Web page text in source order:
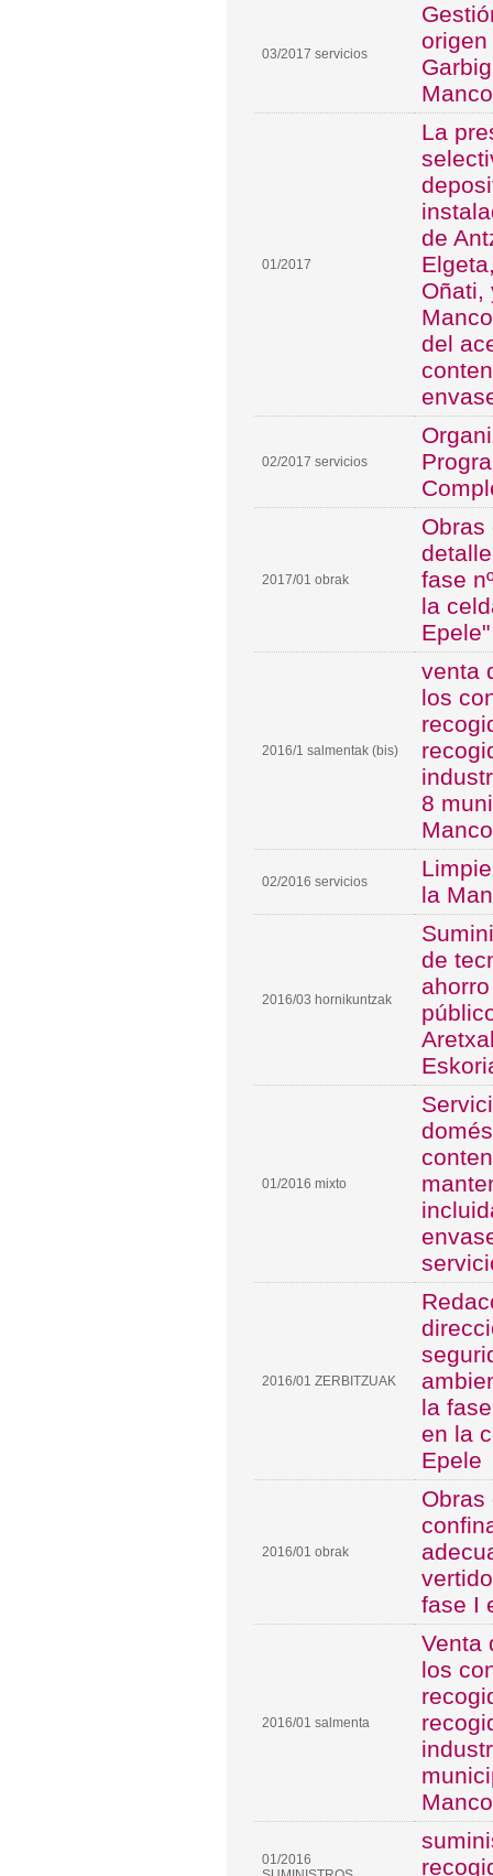
03/2017 servicios
01/2017
La
de
Oñati,
del
02/2017 servicios
2017/01 obrak
Obras
fase
la
Epele"
2016/1 salmentak (bis)
venta
los
8
02/2016 servicios
la
2016/03 hornikuntzak
de
01/2016 mixto
2016/01 ZERBITZUAK
la
en la
Epele
2016/01 obrak
Obras
fase I
2016/01 salmenta
Venta
los
01/2016